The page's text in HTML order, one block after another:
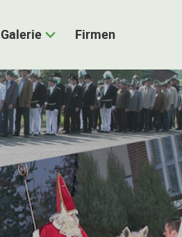
Galerie Firmen